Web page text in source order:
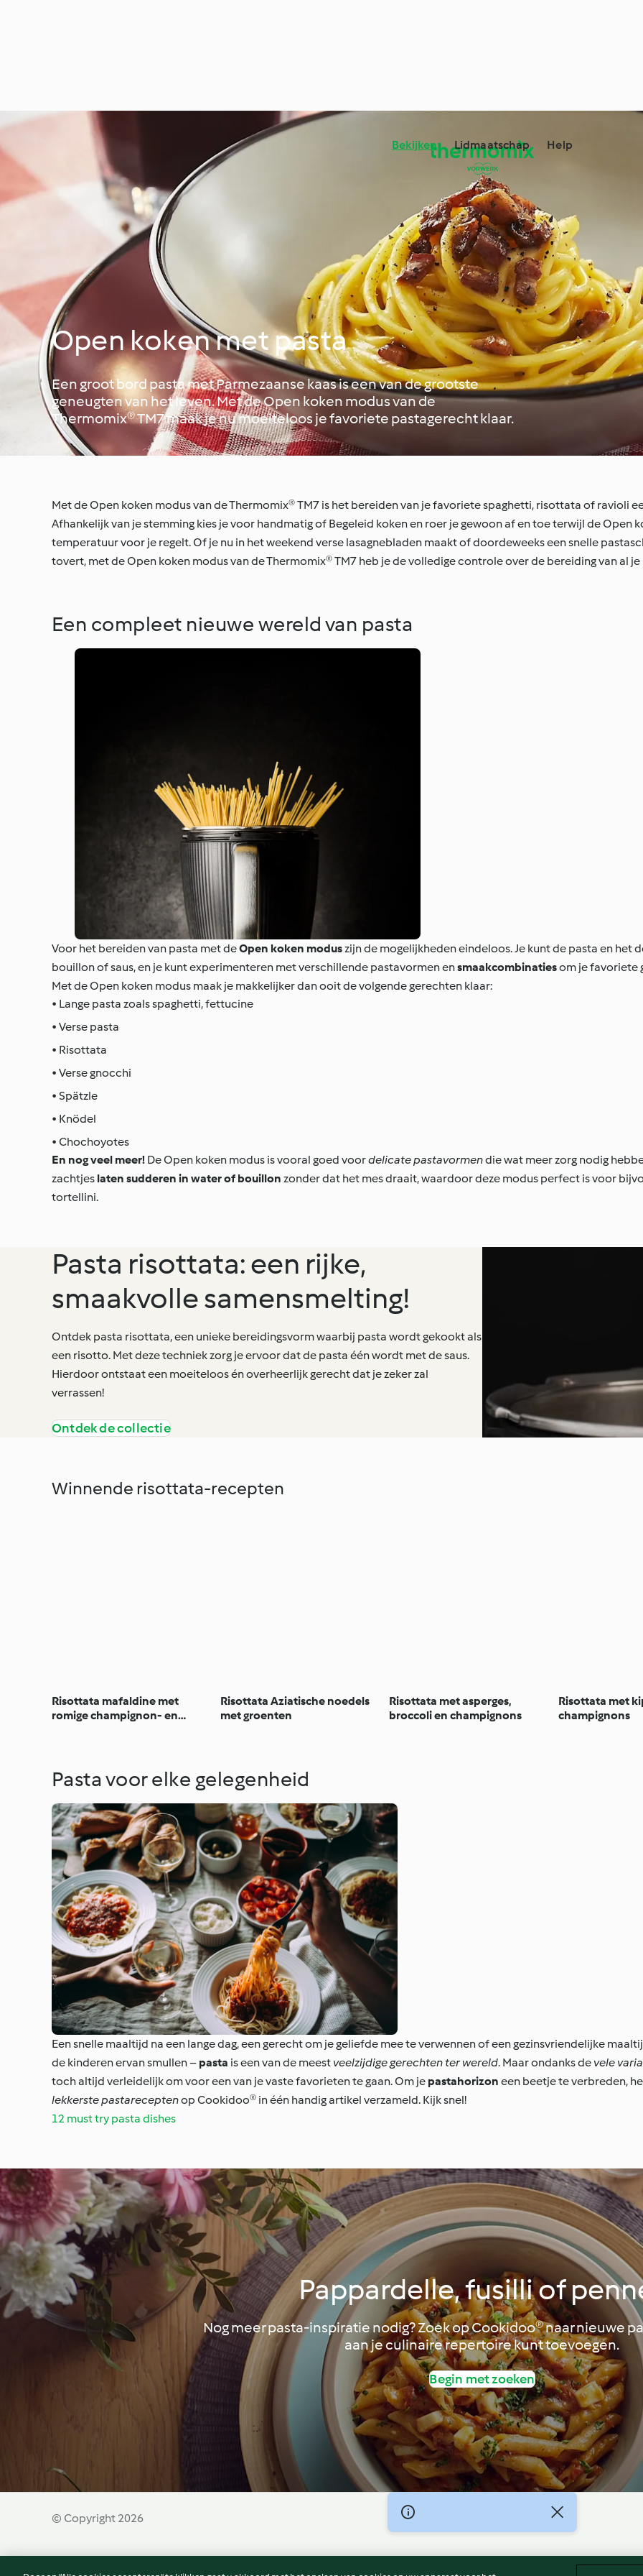
Bekijken Lidmaatschap Help
Open koken met pasta
Een groot bord pasta met Parmezaanse kaas is een van de grootste
geneugten van het leven. Met de Open koken modus van de
Thermomix® TM7 maak je nu moeiteloos je favoriete pastagerecht klaar.
Met de Open koken modus van de Thermomix® TM7 is het bereiden van je favoriete spaghetti, risottata of ravioli
Afhankelijk van je stemming kies je voor handmatig of Begeleid koken en roer je gewoon af en toe terwijl de Open
temperatuur voor je regelt. Of je nu in het weekend verse lasagnebladen maakt of doordeweeks een snelle
tovert, met de Open koken modus van de Thermomix® TM7 heb je de volledige controle over de bereiding van al
Een compleet nieuwe wereld van pasta
Voor het bereiden van pasta met deOpen koken moduszijn de mogelijkheden eindeloos. Je kunt de pasta en het
bouillon of saus, en je kunt experimenteren met verschillende pastavormen ensmaakcombinatiesom je favoriete
Met de Open koken modus maak je makkelijker dan ooit de volgende gerechten klaar:
• Lange pasta zoals spaghetti, fettucine
• Verse pasta
• Risottata
• Verse gnocchi
• Spätzle
• Knödel
• Chochoyotes
En nog veel meer! De Open koken modus is vooral goed voordelicate pastavormendie wat meer zorg nodig
zachtjes laten sudderen in water of bouillon zonder dat het mes draait, waardoor deze modus perfect is voor
tortellini.
Pasta risottata: een rijke,
smaakvolle samensmelting!
Ontdek pasta risottata, een unieke bereidingsvorm waarbij pasta wordt gekookt als
een risotto. Met deze techniek zorg je ervoor dat de pasta één wordt met de saus.
Hierdoor ontstaat een moeiteloos én overheerlijk gerecht dat je zeker zal
verrassen!
Ontdek de collectie
Winnende risottata-recepten
Risottata mafaldine met
romige champignon- en
Risottata Aziatische noedels
met groenten
Risottata met asperges,
broccoli en champignons
Risottata met
champignons
Pasta voor elke gelegenheid
Een snelle maaltijd na een lange dag, een gerecht om je geliefde mee te verwennen of een gezinsvriendelijke
de kinderen ervan smullen – pasta is een van de meest veelzijdige gerechten ter wereld. Maar ondanks de vele
toch altijd verleidelijk om voor een van je vaste favorieten te gaan. Om je pastahorizon een beetje te verbreden,
lekkerste pastareceptenop Cookidoo® in één handig artikel verzameld. Kijk snel!
12 must try pasta dishes
Pappardelle, fusilli of
Nog meer pasta-inspiratie nodig? Zoek op Cookidoo® naar nieuwe
aan je culinaire repertoire kunt toevoegen.
Begin met zoeken
© Copyright 2026
Opzegging